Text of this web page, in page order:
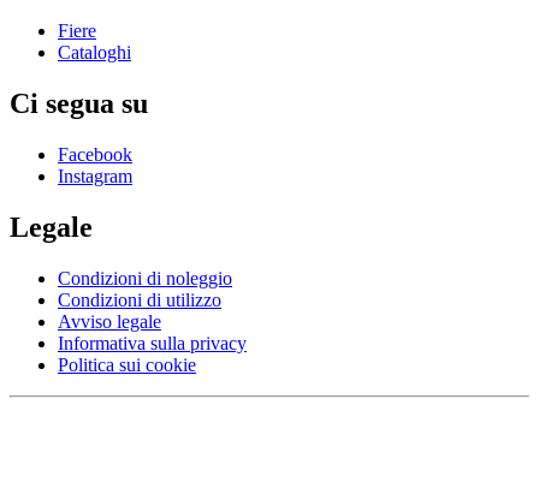
Fiere
Cataloghi
Ci segua su
Facebook
Instagram
Legale
Condizioni di noleggio
Condizioni di utilizzo
Avviso legale
Informativa sulla privacy
Politica sui cookie